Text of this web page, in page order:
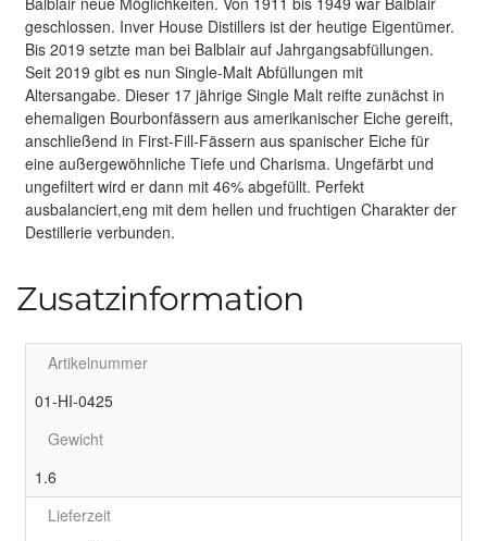
geschlossen. Inver House Distillers ist der heutige Eigentümer.
Bis 2019 setzte man bei Balblair auf Jahrgangsabfüllungen.
Seit 2019 gibt es nun Single-Malt Abfüllungen mit
Altersangabe. Dieser 17 jährige Single Malt reifte zunächst in
ehemaligen Bourbonfässern aus amerikanischer Eiche gereift,
anschließend in First-Fill-Fässern aus spanischer Eiche für
eine außergewöhnliche Tiefe und Charisma. Ungefärbt und
ungefiltert wird er dann mit 46% abgefüllt. Perfekt
ausbalanciert,eng mit dem hellen und fruchtigen Charakter der
Destillerie verbunden.
Zusatzinformation
Artikelnummer
01-HI-0425
Gewicht
1.6
Lieferzeit